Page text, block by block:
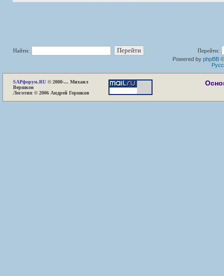
Найти:
Перейти:
Powered by phpBB
SAPфорум.RU © 2000-... Михаил
Вершков
Логотип © 2006 Андрей Горшков